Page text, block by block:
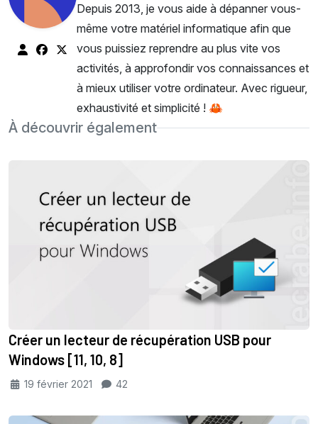
Depuis 2013, je vous aide à dépanner vous-
même votre matériel informatique afin que
vous puissiez reprendre au plus vite vos
activités, à approfondir vos connaissances et
à mieux utiliser votre ordinateur. Avec rigueur,
exhaustivité et simplicité ! 🦀
À découvrir également
Créer un lecteur de récupération USB pour
Windows [11, 10, 8]
19 février 2021 42